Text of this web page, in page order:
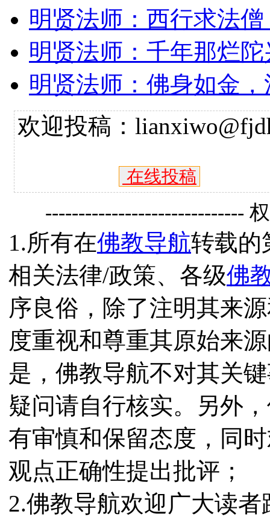
明贤法师：西行求法
明贤法师：千年那烂陀
明贤法师：佛身如金
欢迎投稿：
在线投稿
------------------------------
1.所有在佛教导航转载的
相关法律/政策、各级佛
序良俗，除了注明其来
度重视和尊重其原始来
是，佛教导航不对其关
疑问请自行核实。另外
有审慎和保留态度，同
观点正确性提出批评；
2.佛教导航欢迎广大读